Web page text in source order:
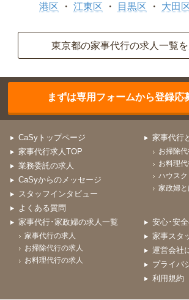
港区 江東区 目黒区 大田
東京都の家事代行の求人一覧
まずは専用フォームから登録応
CaSyトップページ
家事代行求人TOP
業務委託の求人
CaSyからのメッセージ
スタッフインタビュー
よくある質問
家事代行
お掃除
お料理
ハウス
家政婦と
家事代行･家政婦の求人一覧
家事代行の求人
お掃除代行の求人
お料理代行の求人
安心･安
家事スタ
運営会社
プライバ
利用規約